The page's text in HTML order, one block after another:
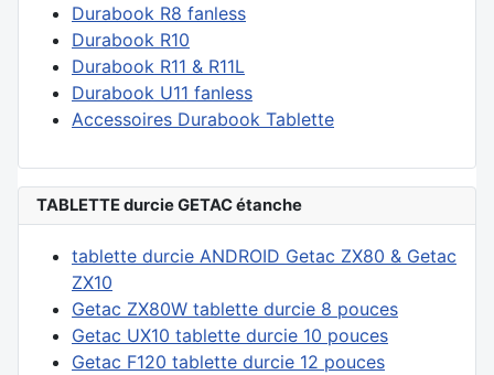
Durabook R8 fanless
Durabook R10
Durabook R11 & R11L
Durabook U11 fanless
Accessoires Durabook Tablette
TABLETTE durcie GETAC étanche
tablette durcie ANDROID Getac ZX80 & Getac
ZX10
Getac ZX80W tablette durcie 8 pouces
Getac UX10 tablette durcie 10 pouces
Getac F120 tablette durcie 12 pouces